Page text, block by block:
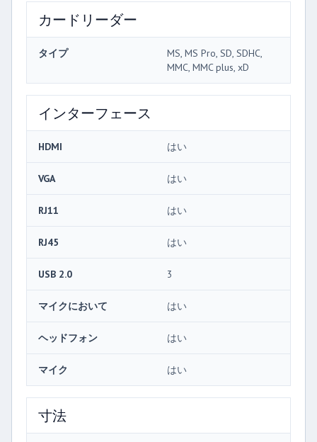
カードリーダー
タイプ
MS, MS Pro, SD, SDHC,
MMC, MMC plus, xD
インターフェース
HDMI はい
VGA はい
RJ11 はい
RJ45 はい
USB 2.0 3
マイクにおいて はい
ヘッドフォン はい
マイク はい
寸法